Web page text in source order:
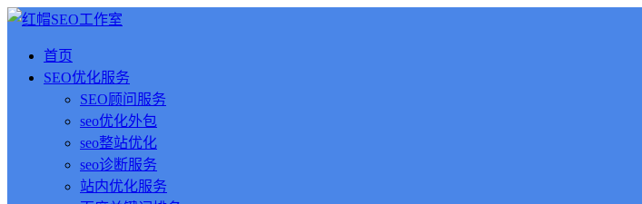
首页
SEO优化服务
SEO顾问服务
seo优化外包
seo整站优化
seo诊断服务
站内优化服务